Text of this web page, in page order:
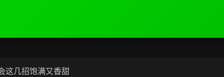
这几招饱满又香甜